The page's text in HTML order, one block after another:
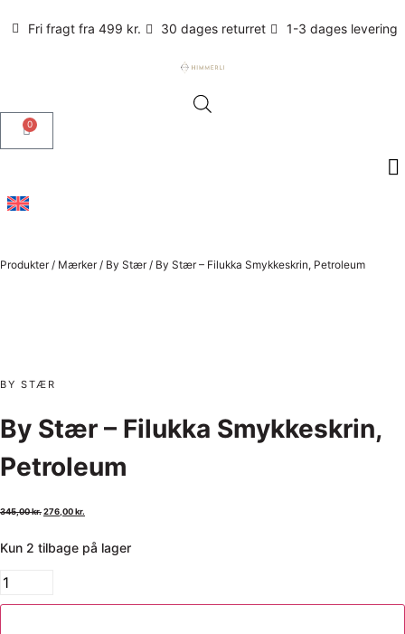
Fri fragt fra 499 kr. 30 dages returret 1-3 dages levering
0
Produkter / Mærker / By Stær / By Stær – Filukka Smykkeskrin, Petroleum
BY STÆR
By Stær – Filukka Smykkeskrin,
Petroleum
345,00kr.276,00kr.
Kun 2 tilbage på lager